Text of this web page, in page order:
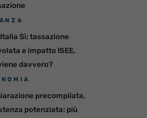
Italia Sì: tassazione
e impatto ISEE,
davvero?
precompilata,
potenziata: più